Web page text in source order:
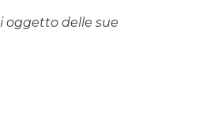
oggetto delle sue